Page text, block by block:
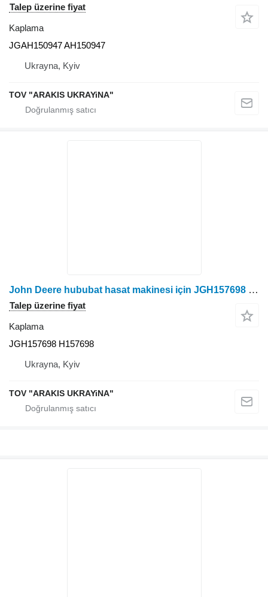
Talep üzerine fiyat
Kaplama
JGAH150947 AH150947
Ukrayna, Kyiv
TOV "ARAKIS UKRAYiNA"
John Deere hububat hasat makinesi için JGH157698 kaplama
Talep üzerine fiyat
Kaplama
JGH157698 H157698
Ukrayna, Kyiv
TOV "ARAKIS UKRAYiNA"